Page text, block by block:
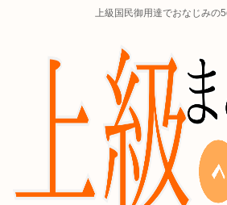
上級国民御用達でおなじみの